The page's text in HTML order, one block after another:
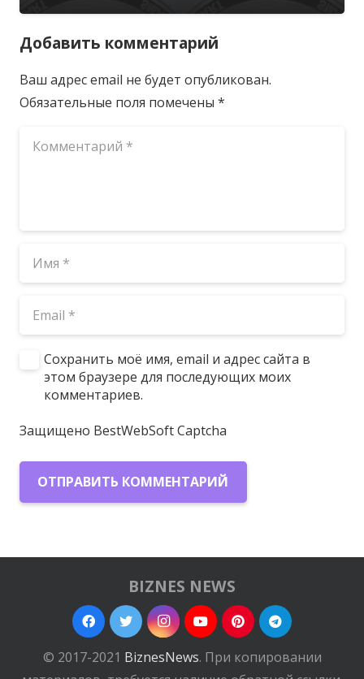
Добавить комментарий
Ваш адрес email не будет опубликован.
Обязательные поля помечены *
Сохранить моё имя, email и адрес сайта в
этом браузере для последующих моих
комментариев.
Защищено BestWebSoft Captcha
ОТПРАВИТЬ КОММЕНТАРИЙ
BIZNES NEWS
© 2017-2021 BiznesNews. При копировании